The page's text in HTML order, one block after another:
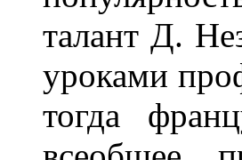
талант Д.
уроками
тогда